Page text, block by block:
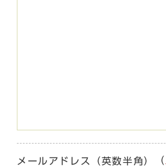
メールアドレス（英数半角） （